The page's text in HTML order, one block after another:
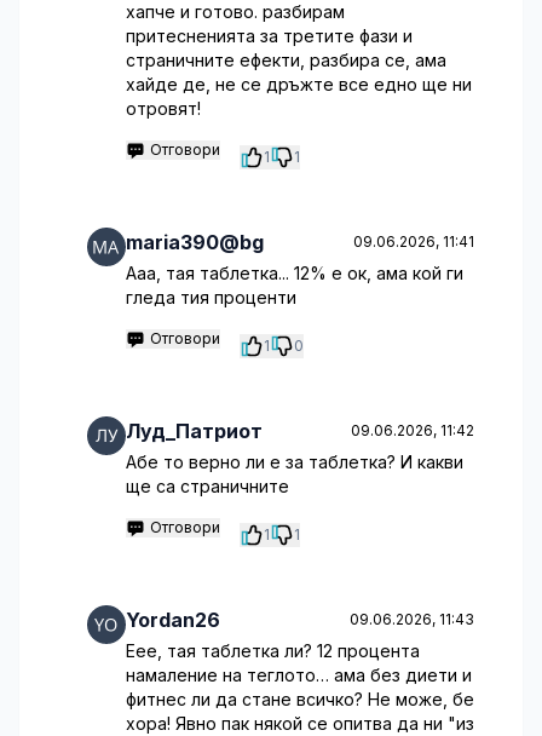
хапче и готово. разбирам
притесненията за третите фази и
страничните ефекти, разбира се, ама
хайде де, не се дръжте все едно ще ни
отровят!
Отговори 1 1
maria390@bg 09.06.2026, 11:41
Ааа, тая таблетка... 12% е ок, ама кой ги
гледа тия проценти
Отговори 1 0
Луд_Патриот 09.06.2026, 11:42
Абе то верно ли е за таблетка? И какви
ще са страничните
Отговори 1 1
Yordan26 09.06.2026, 11:43
Еее, тая таблетка ли? 12 процента
намаление на теглото… ама без диети и
фитнес ли да стане всичко? Не може, бе
хора! Явно пак някой се опитва да ни "из